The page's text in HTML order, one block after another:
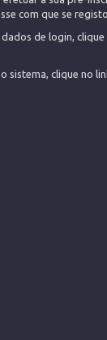
com que se
de login, clique
sistema, clique no